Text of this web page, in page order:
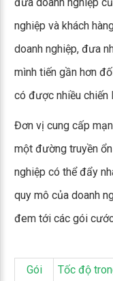
nghiệp và khách
doanh nghiệp, đưa
mình tiến gần hơn
có được nhiều chiến
Đơn vị cung cấp
một đường truyền
nghiệp có thể đẩy
quy mô của doanh
đem tới các gói
Gói
Tốc độ